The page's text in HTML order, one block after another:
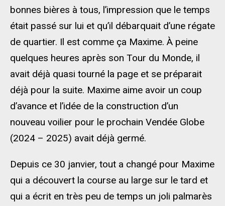
bonnes bières à tous, l’impression que le temps
était passé sur lui et qu’il débarquait d’une régate
de quartier. Il est comme ça Maxime. À peine
quelques heures après son Tour du Monde, il
avait déjà quasi tourné la page et se préparait
déjà pour la suite. Maxime aime avoir un coup
d’avance et l’idée de la construction d’un
nouveau voilier pour le prochain Vendée Globe
(2024 – 2025) avait déjà germé.
Depuis ce 30 janvier, tout a changé pour Maxime
qui a découvert la course au large sur le tard et
qui a écrit en très peu de temps un joli palmarès